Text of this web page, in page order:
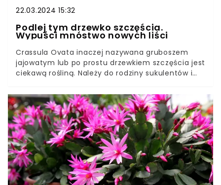
22.03.2024 15:32
Podlej tym drzewko szczęścia.
Wypuści mnóstwo nowych liści
Crassula Ovata inaczej nazywana gruboszem
jajowatym lub po prostu drzewkiem szczęścia jest
ciekawą rośliną. Należy do rodziny sukulentów i
dużych wymagań.Drzewko szczęścia w
naturalnych warunkach może osiągnąć nawet
dwa metry. Co zrobić, żeby grubosz wypuścił
nowe liście? Przetestuj prostą odżywkę, a drzewko
szczęścia obsypie się liśćmi.